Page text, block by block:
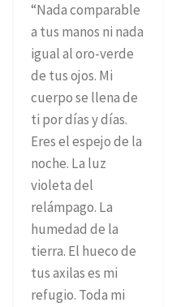
“Nada comparable
a tus manos ni nada
igual al oro-verde
de tus ojos. Mi
cuerpo se llena de
ti por días y días.
Eres el espejo de la
noche. La luz
violeta del
relámpago. La
humedad de la
tierra. El hueco de
tus axilas es mi
refugio. Toda mi